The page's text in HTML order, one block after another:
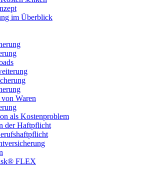
im Überblick
Waren
als Kostenproblem
der Haftpflicht
FLEX